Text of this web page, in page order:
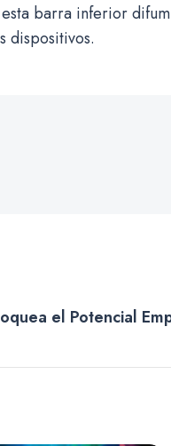
barra inferior
dispositivos.
el Potencial
Web de AEM